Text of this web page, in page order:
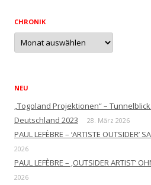
CHRONIK
Chronik
NEU
„Togoland Projektionen“ –
Deutschland 2023
28. März 2026
PAUL LEFÈBRE – ‘ARTISTE OUTSIDER’
2026
PAUL LEFÈBRE – ‚OUTSIDER ARTIST‘
2026